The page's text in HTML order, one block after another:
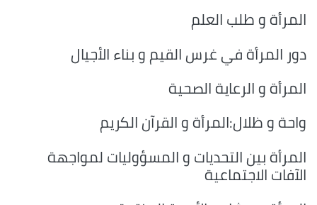
المرأة و طلب العلم
دور المرأة في غرس القيم و بناء الأجيال
المرأة و الرعاية الصحية
واحة و ظلال:المرأة و القرآن الكريم
المرأة بين التحديات و المسؤوليات لمواجهة
الآفات الاجتماعية